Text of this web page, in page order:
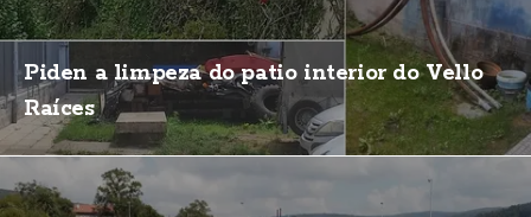
Piden a limpeza do patio interior do Vello
Raíces